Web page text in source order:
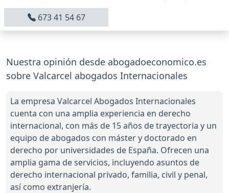
673 41 54 67
Nuestra opinión desde abogadoeconomico.es
sobre Valcarcel abogados Internacionales
La empresa Valcarcel Abogados Internacionales
cuenta con una amplia experiencia en derecho
internacional, con más de 15 años de trayectoria y un
equipo de abogados con máster y doctorado en
derecho por universidades de España. Ofrecen una
amplia gama de servicios, incluyendo asuntos de
derecho internacional privado, familia, civil y penal,
así como extranjería.